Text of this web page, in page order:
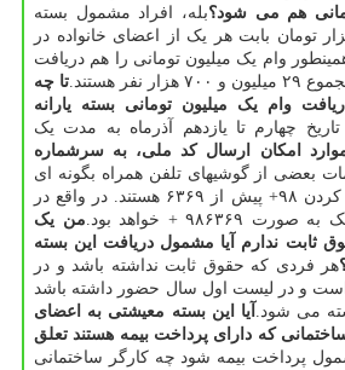
هم می شود؟بله، افراد مشمول بسته
تومان بابت هر یک از اعضای خانواده در
وام یک میلیون تومانی را هم دریافت
نفر هستند.
تا چه
وام یک میلیون تومانی بسته یارانه
تاریخ چهارم تا یازدهم آذرماه به مدت یک
امکان ارسال کد ملی، به سرشماره
بعضی از گوشیهای تلفن همراه بگونه ای
است که نیازمند اضافه کردن ۹۸+ پیش از ۶۳۶۹ هستند. در واقع در
+ خواهد بود.
من یک
ثابت ندارم آیا مشمول دریافت این بسته
هر فردی که حقوق ثابت نداشته باشد و در
و در لیست اول سال حضور داشته باشد
می شود. آیا این بسته معیشتی به اعضای
که دارای پرداخت بیمه هستند تعلق
پرداخت بیمه شود چه کارگر ساختمانی